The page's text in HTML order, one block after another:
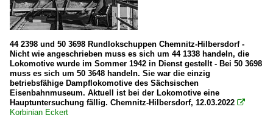
474 Hürth-Kalscheuren – Euskirchen – Gerolstein –
485 Aachen – Mönchengladbach – Düsseldorf –
495 Köln – Neuss – Krefeld – Kleve (⨯ Nijmegen)
Strecken | KBS 500-599
590 Halle – Nordhausen – Eichenberg (–Kassel) ·Halle-
44 2398 und 50 3698 Rundlokschuppen Chemnitz-Hilbersdorf -
Nicht wie angeschrieben muss es sich um 44 1338 handeln, die
Lokomotive wurde im Sommer 1942 in Dienst gestellt - Bei 50 3698
muss es sich um 50 3648 handeln. Sie war die einzig
betriebsfähige Dampflokomotive des Sächsischen
Eisenbahnmuseum. Aktuell ist bei der Lokomotive eine
Hauptuntersuchung fällig. Chemnitz-Hilbersdorf, 12.03.2022 
Korbinian Eckert